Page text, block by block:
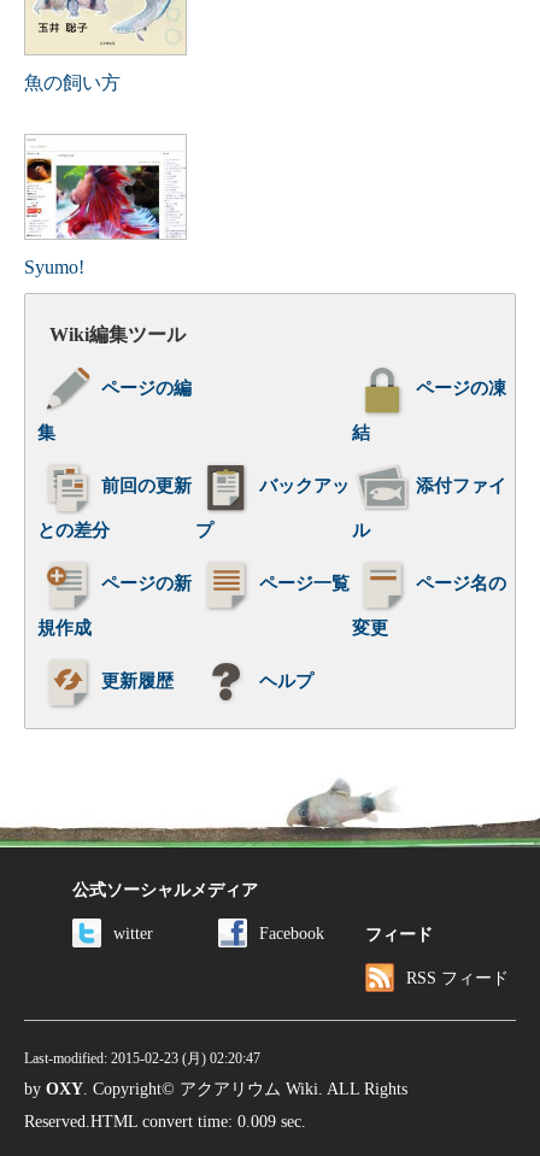
魚の飼い方
Syumo!
Wiki編集ツール
ページの編
集
ページの凍
結
前回の更新
との差分
バックアッ
プ
添付ファイ
ル
ページの新
規作成
ページ一覧 ページ名の
変更
更新履歴 ヘルプ
公式ソーシャルメディア
witter Facebook フィード
RSS フィード
Last-modified: 2015-02-23 (月) 02:20:47
by OXY . Copyright© アクアリウム Wiki. ALL Rights
Reserved.HTML convert time: 0.009 sec.